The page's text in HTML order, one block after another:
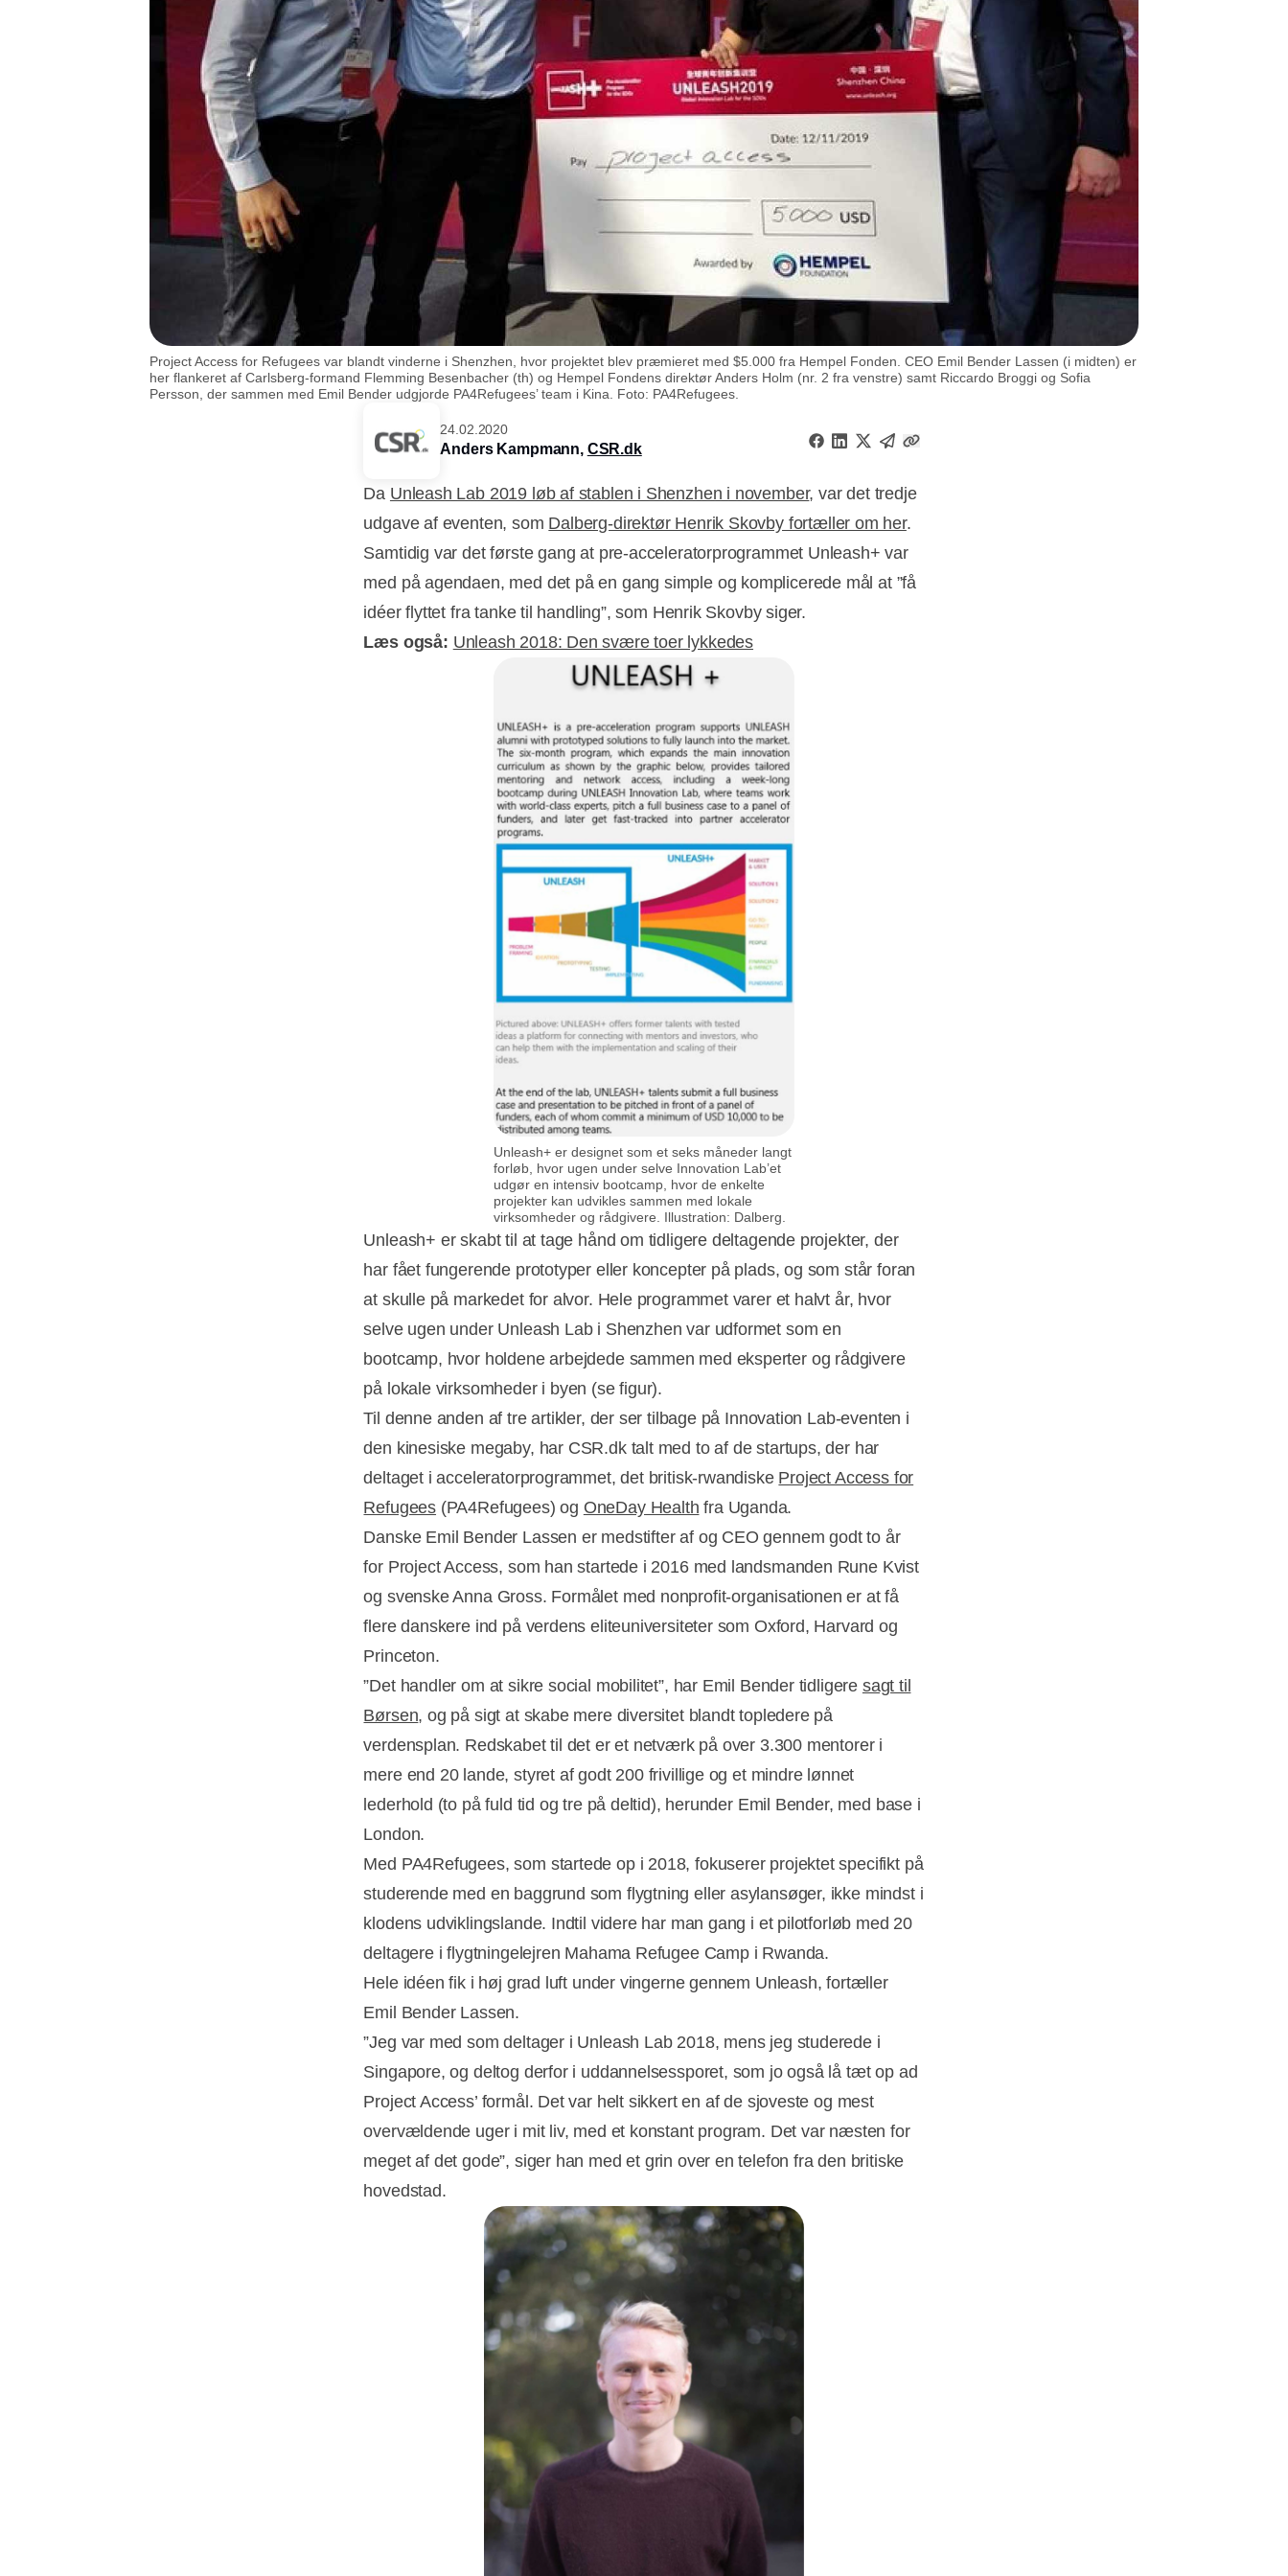
Project Access for Refugees var blandt vinderne i Shenzhen, hvor projektet blev præmieret med $5.000 fra Hempel Fonden. CEO Emil Bender Lassen (i midten) er
her flankeret af Carlsberg-formand Flemming Besenbacher (th) og Hempel Fondens direktør Anders Holm (nr. 2 fra venstre) samt Riccardo Broggi og Sofia
Persson, der sammen med Emil Bender udgjorde PA4Refugees’ team i Kina. Foto: PA4Refugees.
24.02.2020
Anders Kampmann, CSR.dk
Da Unleash Lab 2019 løb af stablen i Shenzhen i november, var det tredje
udgave af eventen, som Dalberg-direktør Henrik Skovby fortæller om her.
Samtidig var det første gang at pre-acceleratorprogrammet Unleash+ var
med på agendaen, med det på en gang simple og komplicerede mål at ”få
idéer flyttet fra tanke til handling”, som Henrik Skovby siger.
Læs også: Unleash 2018: Den svære toer lykkedes
Annonce
Unleash+ er designet som et seks måneder langt
forløb, hvor ugen under selve Innovation Lab’et
udgør en intensiv bootcamp, hvor de enkelte
projekter kan udvikles sammen med lokale
virksomheder og rådgivere. Illustration: Dalberg.
Unleash+ er skabt til at tage hånd om tidligere deltagende projekter, der
har fået fungerende prototyper eller koncepter på plads, og som står foran
at skulle på markedet for alvor. Hele programmet varer et halvt år, hvor
selve ugen under Unleash Lab i Shenzhen var udformet som en
bootcamp, hvor holdene arbejdede sammen med eksperter og rådgivere
på lokale virksomheder i byen (se figur).
Til denne anden af tre artikler, der ser tilbage på Innovation Lab-eventen i
den kinesiske megaby, har CSR.dk talt med to af de startups, der har
deltaget i acceleratorprogrammet, det britisk-rwandiske Project Access for
Refugees (PA4Refugees) og OneDay Health fra Uganda.
Danske Emil Bender Lassen er medstifter af og CEO gennem godt to år
for Project Access, som han startede i 2016 med landsmanden Rune Kvist
og svenske Anna Gross. Formålet med nonprofit-organisationen er at få
flere danskere ind på verdens eliteuniversiteter som Oxford, Harvard og
Princeton.
”Det handler om at sikre social mobilitet”, har Emil Bender tidligere sagt til
Børsen, og på sigt at skabe mere diversitet blandt topledere på
verdensplan. Redskabet til det er et netværk på over 3.300 mentorer i
mere end 20 lande, styret af godt 200 frivillige og et mindre lønnet
lederhold (to på fuld tid og tre på deltid), herunder Emil Bender, med base i
London.
Med PA4Refugees, som startede op i 2018, fokuserer projektet specifikt på
studerende med en baggrund som flygtning eller asylansøger, ikke mindst i
klodens udviklingslande. Indtil videre har man gang i et pilotforløb med 20
deltagere i flygtningelejren Mahama Refugee Camp i Rwanda.
Hele idéen fik i høj grad luft under vingerne gennem Unleash, fortæller
Emil Bender Lassen.
”Jeg var med som deltager i Unleash Lab 2018, mens jeg studerede i
Singapore, og deltog derfor i uddannelsessporet, som jo også lå tæt op ad
Project Access’ formål. Det var helt sikkert en af de sjoveste og mest
overvældende uger i mit liv, med et konstant program. Det var næsten for
meget af det gode”, siger han med et grin over en telefon fra den britiske
hovedstad.